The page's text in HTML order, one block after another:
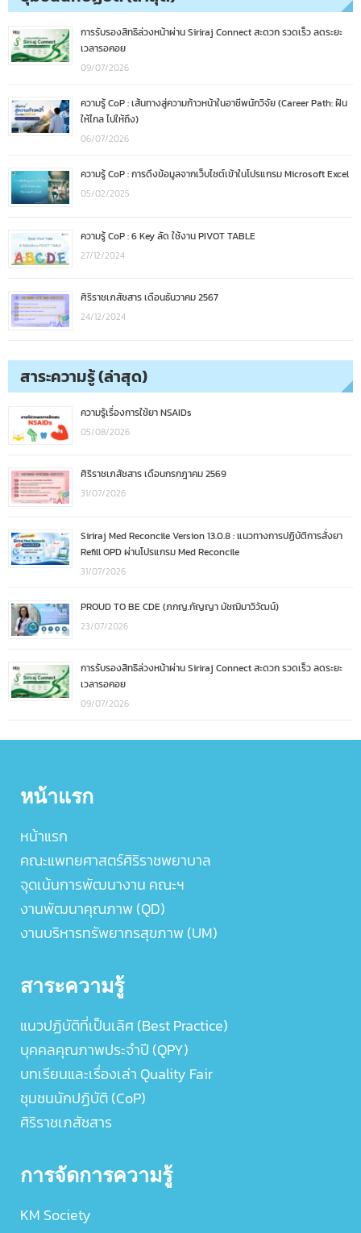
การรับรองสิทธิล่วงหน้าผ่าน Siriraj Connect สะดวก รวดเร็ว ลดระยะ
เวลารอคอย
09/07/2026
ความรู้ CoP : เส้นทางสู่ความก้าวหน้าในอาชีพนักวิจัย (Career Path: ฝัน
ให้ไกล ไปให้ถึง)
06/07/2026
ความรู้ CoP : การดึงข้อมูลจากเว็บไซต์เข้าในโปรแกรม Microsoft Excel
05/02/2025
ความรู้ CoP : 6 Key ลัด ใช้งาน PIVOT TABLE
27/12/2024
ศิริราชเภสัชสาร เดือนธันวาคม 2567
24/12/2024
สาระความรู้ (ล่าสุด)
ความรู้เรื่องการใช้ยา NSAIDs
05/08/2026
ศิริราชเภสัชสาร เดือนกรกฎาคม 2569
31/07/2026
Siriraj Med Reconcile Version 13.0.8 : แนวทางการปฏิบัติการสั่งยา
Refill OPD ผ่านโปรแกรม Med Reconcile
31/07/2026
PROUD TO BE CDE (ภกญ.กัญญา มัชฌิมาวิวัฒน์)
23/07/2026
การรับรองสิทธิล่วงหน้าผ่าน Siriraj Connect สะดวก รวดเร็ว ลดระยะ
เวลารอคอย
09/07/2026
หน้าแรก
หน้าแรก
คณะแพทยศาสตร์ศิริราชพยาบาล
จุดเน้นการพัฒนางาน คณะฯ
งานพัฒนาคุณภาพ (QD)
งานบริหารทรัพยากรสุขภาพ (UM)
สาระความรู้
แนวปฏิบัติที่เป็นเลิศ (Best Practice)
บุคคลคุณภาพประจำปี (QPY)
บทเรียนและเรื่องเล่า Quality Fair
ชุมชนนักปฏิบัติ (CoP)
ศิริราชเภสัชสาร
การจัดการความรู้
KM Society